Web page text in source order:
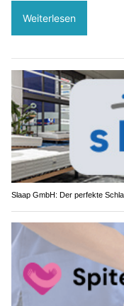
Weiterlesen
Slaap GmbH: Der perfekte